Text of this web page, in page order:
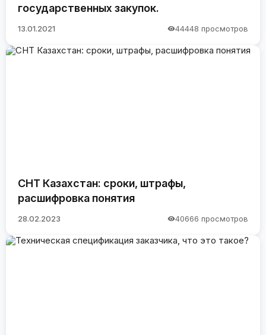
государственных закупок.
13.01.2021 44448 просмотров
СНТ Казахстан: сроки, штрафы,
расшифровка понятия
28.02.2023 40666 просмотров